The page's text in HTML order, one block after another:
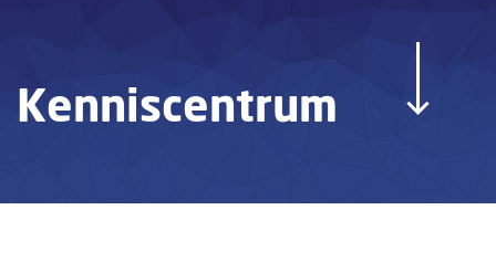
Kenniscentrum